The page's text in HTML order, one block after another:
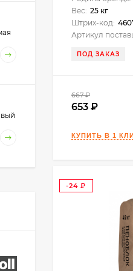
Вес: 25 кг
Штрих-код:
Артикул
ПОД ЗАКАЗ
667
653
-24